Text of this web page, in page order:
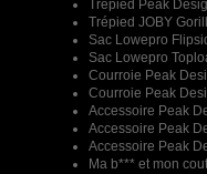
Trépied Peak
Trépied JOBY
Sac Lowepro
Sac Lowepro
Courroie Peak
Courroie Peak
Accessoire Peak
Accessoire Peak
Accessoire Peak
Ma b*** et mon